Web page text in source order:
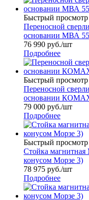
Быстрый просмотр
Переносной
основании МВА
76 990 руб./шт
Подробнее
Быстрый просмотр
Переносной
основании
79 000 руб./шт
Подробнее
Быстрый просмотр
Стойка
конусом Морзе 3)
78 975 руб./шт
Подробнее